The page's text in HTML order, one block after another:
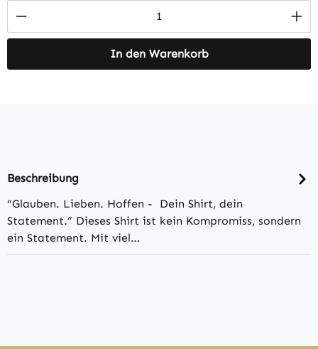
Produkt Anzahl: Gib den gewünschten
In den Warenkorb
Beschreibung
“Glauben. Lieben. Hoffen - Dein Shirt, dein
Statement.” Dieses Shirt ist kein Kompromiss, sondern
ein Statement. Mit viel…